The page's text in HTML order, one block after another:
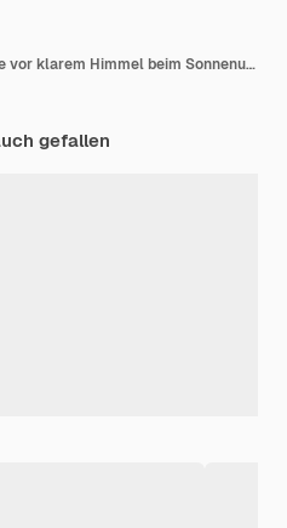
Schöner Blick auf den See vor klarem Himmel beim Sonnenuntergang
gefallen